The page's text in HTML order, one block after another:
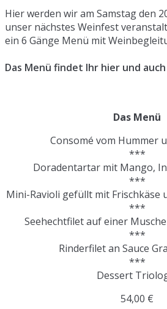
Hier werden wir am Samstag den
unser nächstes Weinfest
ein 6 Gänge Menü mit
Das Menü findet Ihr hier und
Das Menü
Consomé vom Hummer
***
Doradentartar mit Mango,
***
Mini-Ravioli gefüllt mit Frischkäse
***
Seehechtfilet auf einer
***
Rinderfilet an Sauce
***
Dessert
54,00 €